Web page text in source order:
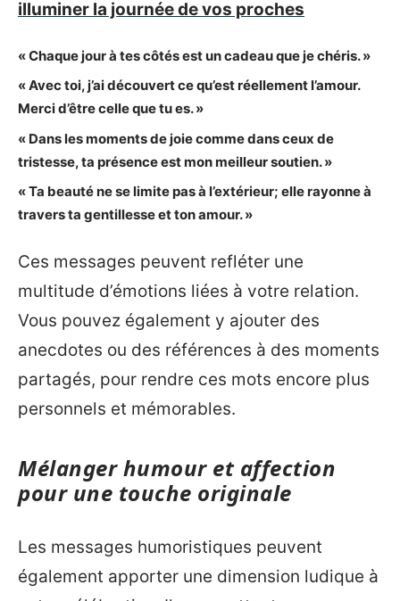
illuminer la journée de vos proches
« Chaque jour à tes côtés est un cadeau que je chéris. »
« Avec toi, j’ai découvert ce qu’est réellement l’amour.
Merci d’être celle que tu es. »
« Dans les moments de joie comme dans ceux de
tristesse, ta présence est mon meilleur soutien. »
« Ta beauté ne se limite pas à l’extérieur; elle rayonne à
travers ta gentillesse et ton amour. »
Ces messages peuvent refléter une
multitude d’émotions liées à votre relation.
Vous pouvez également y ajouter des
anecdotes ou des références à des moments
partagés, pour rendre ces mots encore plus
personnels et mémorables.
Mélanger humour et affection
pour une touche originale
Les messages humoristiques peuvent
également apporter une dimension ludique à